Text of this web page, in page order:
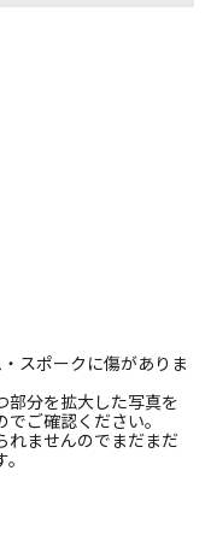
スポークに傷がありま
部分を拡大した写真を
ご確認ください。
れませんのでまだまだ